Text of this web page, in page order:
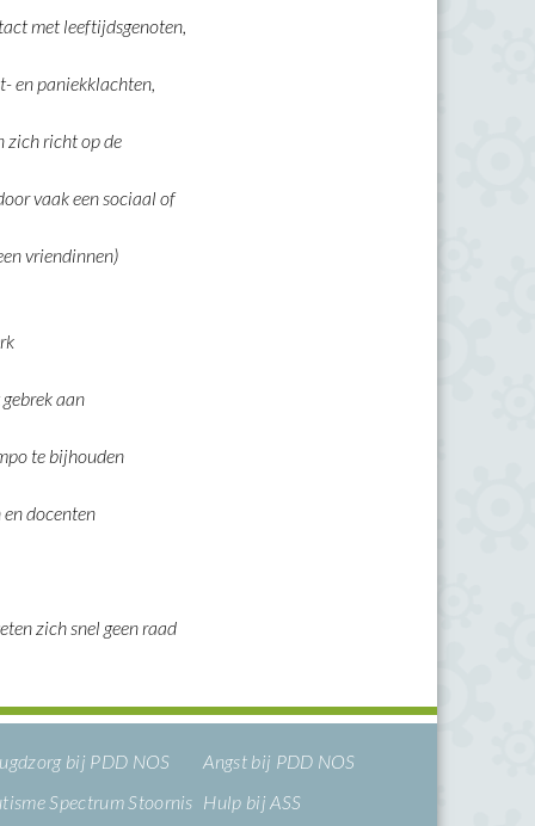
met leeftijdsgenoten,
en paniekklachten,
zich richt op de
vaak een sociaal of
vriendinnen)
aan
te bijhouden
docenten
zich snel geen raad
bij PDD NOS
Angst bij PDD NOS
Spectrum Stoornis Hulp bij ASS